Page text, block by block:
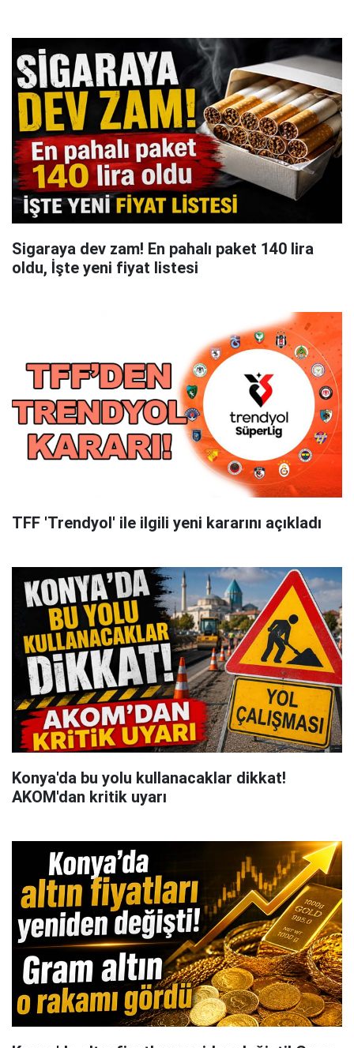
Sigaraya dev zam! En pahalı paket 140 lira
oldu, İşte yeni fiyat listesi
TFF 'Trendyol' ile ilgili yeni kararını açıkladı
Konya'da bu yolu kullanacaklar dikkat!
AKOM'dan kritik uyarı